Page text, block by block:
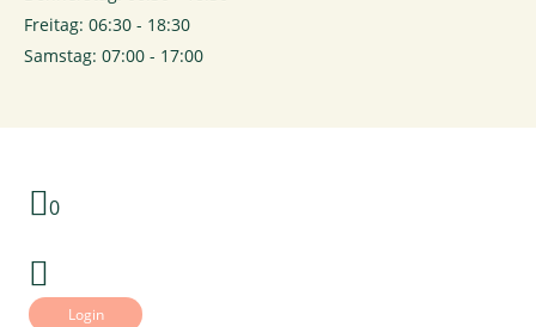
Freitag: 06:30 - 18:30
Samstag: 07:00 - 17:00
0
Login